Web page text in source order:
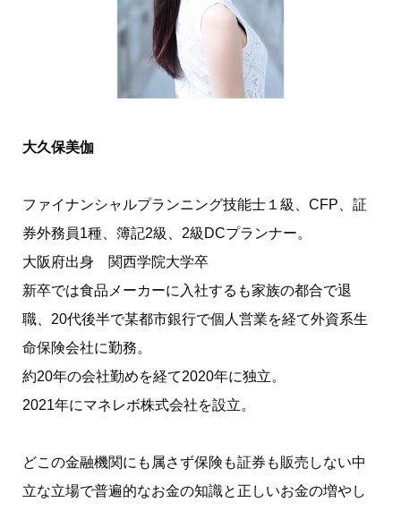
大久保美伽
ファイナンシャルプランニング技能士１級、CFP、証
券外務員1種、簿記2級、2級DCプランナー。
大阪府出身 関西学院大学卒
新卒では食品メーカーに入社するも家族の都合で退
職、20代後半で某都市銀行で個人営業を経て外資系生
命保険会社に勤務。
約20年の会社勤めを経て2020年に独立。
2021年にマネレボ株式会社を設立。
どこの金融機関にも属さず保険も証券も販売しない中
立な立場で普遍的なお金の知識と正しいお金の増やし